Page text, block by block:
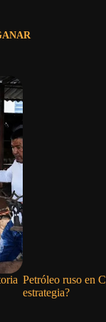
Petróleo ruso en
estrategia?